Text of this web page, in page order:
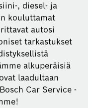
, diesel- ja
kouluttamat
autosi
tarkastukset
alkuperäisiä
laadultaan
Car Service -